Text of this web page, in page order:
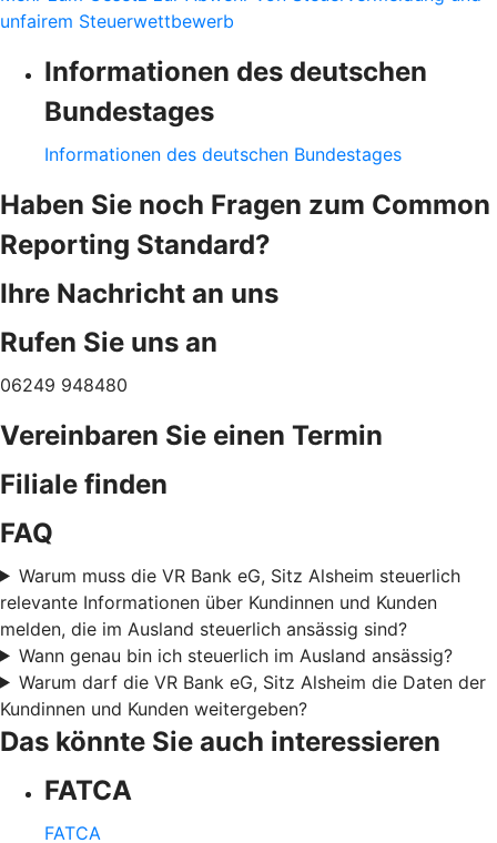
unfairem Steuerwettbewerb
Informationen des deutschen
Bundestages
Informationen des deutschen Bundestages
Haben Sie noch Fragen zum Common
Reporting Standard?
Ihre Nachricht an uns
Rufen Sie uns an
06249 948480
Vereinbaren Sie einen Termin
Filiale finden
FAQ
Warum muss die VR Bank eG, Sitz Alsheim steuerlich
relevante Informationen über Kundinnen und Kunden
melden, die im Ausland steuerlich ansässig sind?
Wann genau bin ich steuerlich im Ausland ansässig?
Warum darf die VR Bank eG, Sitz Alsheim die Daten der
Kundinnen und Kunden weitergeben?
Das könnte Sie auch interessieren
FATCA
FATCA